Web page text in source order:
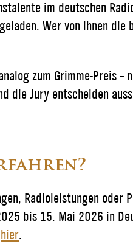
im deutschen
Wer von ihnen die
zum Grimme-Preis
die Jury entscheiden
Radioleistungen oder
bis 15. Mai 2026 in
hier.